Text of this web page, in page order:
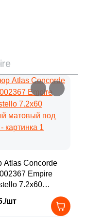
Atlas Concorde
Empire
7.2x60
шт